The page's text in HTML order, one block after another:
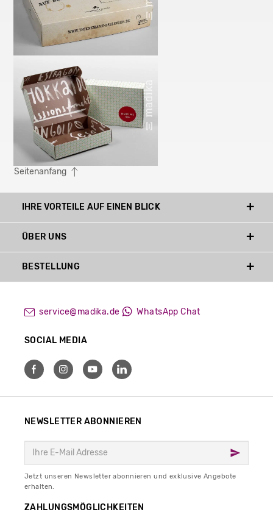
Seitenanfang
IHRE VORTEILE AUF EINEN BLICK
service@madika.de WhatsApp Chat
SOCIAL MEDIA
ÜBER UNS
BESTELLUNG
NEWSLETTER ABONNIEREN
Jetzt unseren Newsletter abonnieren und exklusive Angebote
erhalten.
ZAHLUNGSMÖGLICHKEITEN